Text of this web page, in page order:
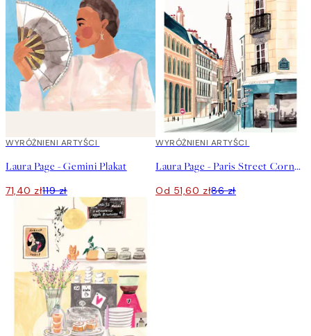
40%*
WYRÓŻNIENI ARTYŚCI
Laura Page - Gemini Plakat
71,40 zł119 zł
40%*
WYRÓŻNIENI ARTYŚCI
Laura Page - Paris Street Corner Plakat
Od 51,60 zł86 zł